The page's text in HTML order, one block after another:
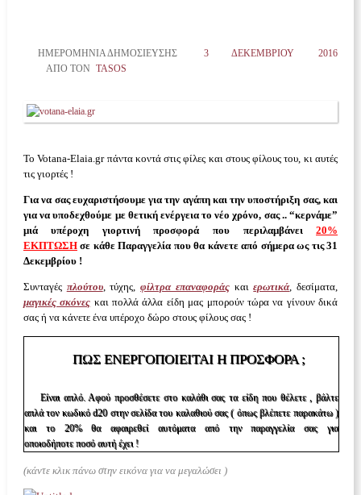
ΗΜΕΡΟΜΗΝΊΑ ΔΗΜΟΣΊΕΥΣΗΣ
3 ΔΕΚΕΜΒΡΊΟΥ 2016
ΑΠΌ ΤΟΝ TASOS
Το Votana-Elaia.gr πάντα κοντά στις φίλες και στους φίλους του, κι αυτές
τις γιορτές !
Για να σας ευχαριστήσουμε για την αγάπη και την υποστήριξη σας, και
για να υποδεχθούμε με θετική ενέργεια το νέο χρόνο, σας .. “κερνάμε”
μιά υπέροχη γιορτινή προσφορά που περιλαμβάνει20%
ΕΚΠΤΩΣΗσε κάθε Παραγγελία που θα κάνετε από σήμερα ως τις 31
Δεκεμβρίου !
Συνταγές πλούτου, τύχης,φίλτρα επαναφοράςκαιερωτικά, δεσίματα,
μαγικές σκόνες και πολλά άλλα είδη μας μπορούν τώρα να γίνουν δικά
σας ή να κάνετε ένα υπέροχο δώρο στους φίλους σας !
ΠΩΣ ΕΝΕΡΓΟΠΟΙΕΊΤΑΙ Η ΠΡΟΣΦΟΡΆ ;
Eίναι απλό. Αφού προσθέσετε στο καλάθι σας τα είδη που θέλετε , βάλτε
απλά τον κωδικό d20 στην σελίδα του καλαθιού σας ( όπως βλέπετε παρακάτω )
και το 20% θα αφαιρεθεί αυτόματα από την παραγγελία σας για
οποιοδήποτε ποσό αυτή έχει !
(κάντε κλικ πάνω στην εικόνα για να μεγαλώσει )